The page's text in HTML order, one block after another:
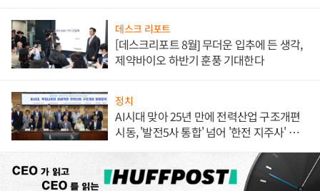
데스크 리포트
[데스크리포트 8월] 무더운 입추에 든 생각,
제약바이오 하반기 훈풍 기대한다
정치
AI시대 맞아 25년 만에 전력산업 구조개편
시동, '발전5사 통합' 넘어 '한전 지주사' 재편